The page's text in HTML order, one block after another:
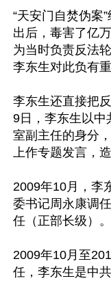
“天安门自焚伪案
出后，毒害了亿
为当时负责反法
李东生对此负有
李东生还直接把
9日，李东生以中
室副主任的身分
上作专题发言，
2009年10月，李
委书记周永康调
任（正部长级）。
2009年10月至
任，李东生是中